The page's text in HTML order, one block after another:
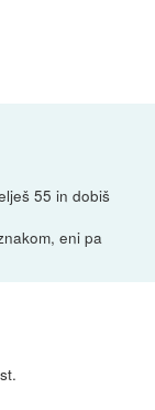
55 in dobiš
eni pa